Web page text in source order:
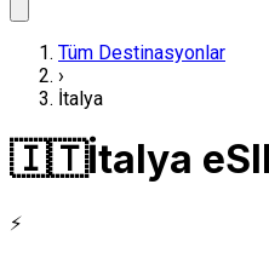
Tüm Destinasyonlar
›
İtalya
🇮🇹İtalya
⚡